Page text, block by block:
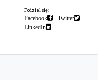
Podziel się:
Facebook
Twitter
LinkedIn